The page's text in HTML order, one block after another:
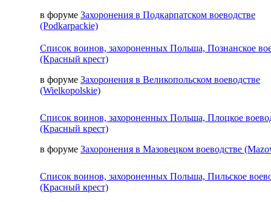
в форуме Захоронения в Подкарпатском воеводстве
(Podkarpackie)
Список воинов, захороненных Польша, Познанское
(Красный крест)
в форуме Захоронения в Великопольском воеводстве
(Wielkopolskie)
Список воинов, захороненных Польша, Плоцкое
(Красный крест)
в форуме Захоронения в Мазовецком воеводстве
Список воинов, захороненных Польша, Пильское
(Красный крест)